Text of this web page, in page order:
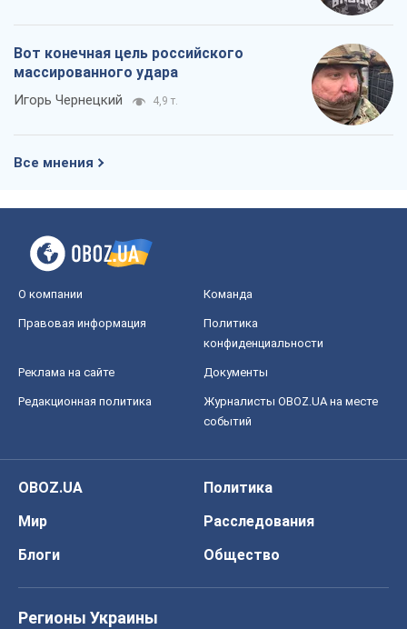
Вот конечная цель российского
массированного удара
Игорь Чернецкий 4,9 т.
Все мнения
О компании Команда
Правовая информация
Политика
конфиденциальности
Реклама на сайте Документы
Редакционная политика
Журналисты OBOZ.UA на месте
событий
OBOZ.UA
Политика
Мир
Расследования
Блоги
Общество
Регионы Украины